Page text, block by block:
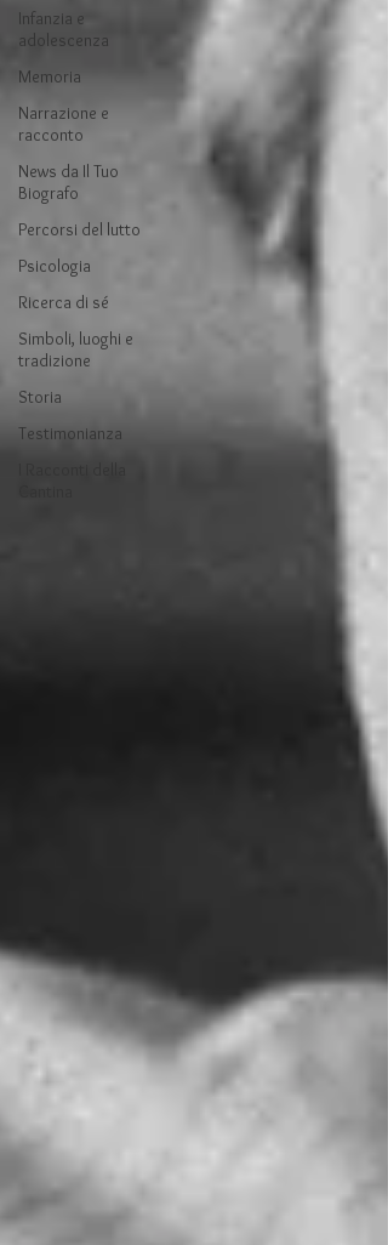
Infanzia e
adolescenza
Memoria
Narrazione e
racconto
News da Il Tuo
Biografo
Percorsi del lutto
Psicologia
Ricerca di sé
Simboli, luoghi e
tradizione
Storia
Testimonianza